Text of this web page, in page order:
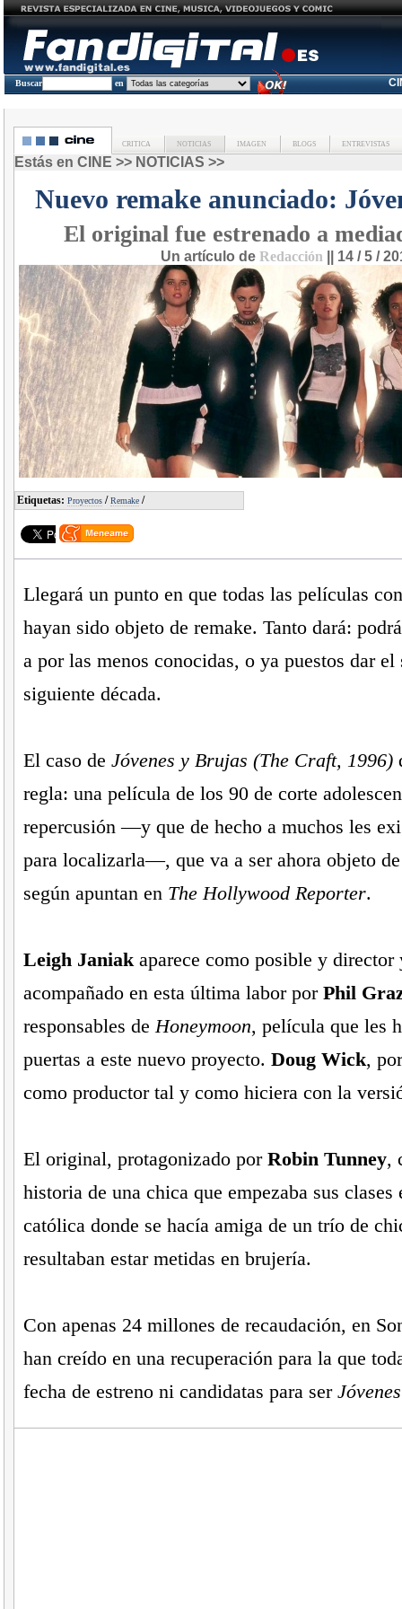
Buscar en
CRITICA NOTICIAS IMAGEN BLOGS ENTREVISTAS
Estás en CINE >> NOTICIAS >>
Nuevo remake anunciado:
El original fue estrenado a
Un artículo de Redacción || 14 / 5 /
Etiquetas: Proyectos/Remake/
Llegará un punto en que todas las películas
hayan sido objeto de remake. Tanto dará:
a por las menos conocidas, o ya puestos dar el
siguiente década.
El caso de Jóvenes y Brujas (The Craft, 1996)
regla: una película de los 90 de corte
repercusión —y que de hecho a muchos les
para localizarla—, que va a ser ahora objeto
según apuntan en The Hollywood Reporter.
Leigh Janiakaparece como posible y director
acompañado en esta última labor por Phil
responsables deHoneymoon, película que les
puertas a este nuevo proyecto. Doug Wick,
como productor tal y como hiciera con la
El original, protagonizado por Robin Tunney,
historia de una chica que empezaba sus clases
católica donde se hacía amiga de un trío de
resultaban estar metidas en brujería.
Con apenas 24 millones de recaudación, en
han creído en una recuperación para la que
fecha de estreno ni candidatas para ser